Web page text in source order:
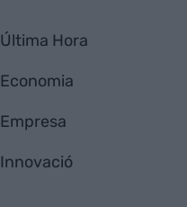
Última Hora
Economia
Empresa
Innovació